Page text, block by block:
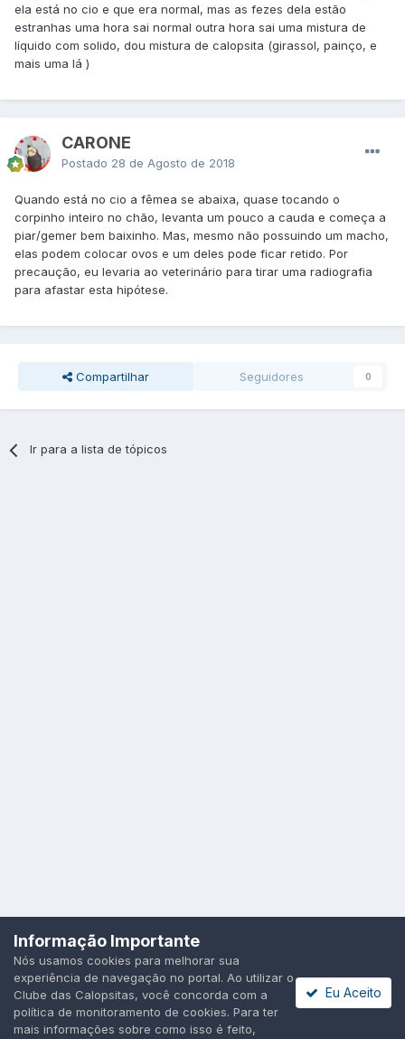
ela está no cio e que era normal, mas as fezes dela estão
estranhas uma hora sai normal outra hora sai uma mistura de
líquido com solido, dou mistura de calopsita (girassol, painço, e
mais uma lá )
CARONE
Postado 28 de Agosto de 2018
Quando está no cio a fêmea se abaixa, quase tocando o
corpinho inteiro no chão, levanta um pouco a cauda e começa a
piar/gemer bem baixinho. Mas, mesmo não possuindo um macho,
elas podem colocar ovos e um deles pode ficar retido. Por
precaução, eu levaria ao veterinário para tirar uma radiografia
para afastar esta hipótese.
Compartilhar Seguidores 0
Ir para a lista de tópicos
Idioma Política de Privacidade
Todos os direitos reservados.
Powered by Invision Community
Informação Importante
Nós usamos cookies para melhorar sua
experiência de navegação no portal. Ao utilizar o
Clube das Calopsitas, você concorda com a
política de monitoramento de cookies. Para ter
mais informações sobre como isso é feito,
Eu Aceito